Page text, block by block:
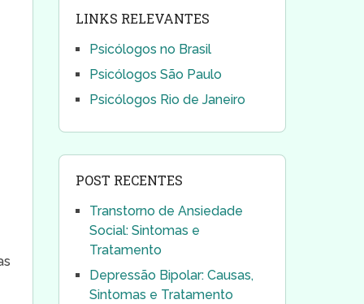
LINKS RELEVANTES
Psicólogos no Brasil
Psicólogos São Paulo
Psicólogos Rio de Janeiro
POST RECENTES
Transtorno de Ansiedade
Social: Sintomas e
Tratamento
Depressão Bipolar: Causas,
Sintomas e Tratamento